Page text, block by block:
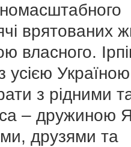
врятованих
власного.
усією Україною
з рідними
– дружиною
друзями та